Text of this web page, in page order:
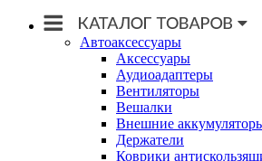
Автоаксессуары
Аксессуары
Аудиоадаптеры
Вентиляторы
Вешалки
Внешние
Держатели
Коврики